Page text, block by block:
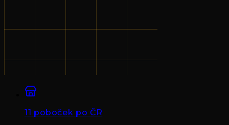
11 poboček po ČR